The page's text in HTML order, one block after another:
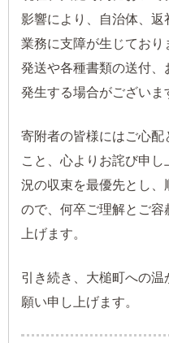
影響により、自治体、
業務に支障が生じてお
発送や各種書類の送付
発生する場合がございま
寄附者の皆様にはご心
こと、心よりお詫び申
況の収束を最優先とし
ので、何卒ご理解とご容
上げます。
引き続き、大槌町への
願い申し上げます。